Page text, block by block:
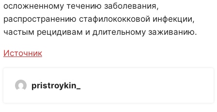
осложненному течению заболевания,
распространению стафилококковой инфекции,
частым рецидивам и длительному заживанию.
Источник
pristroykin_